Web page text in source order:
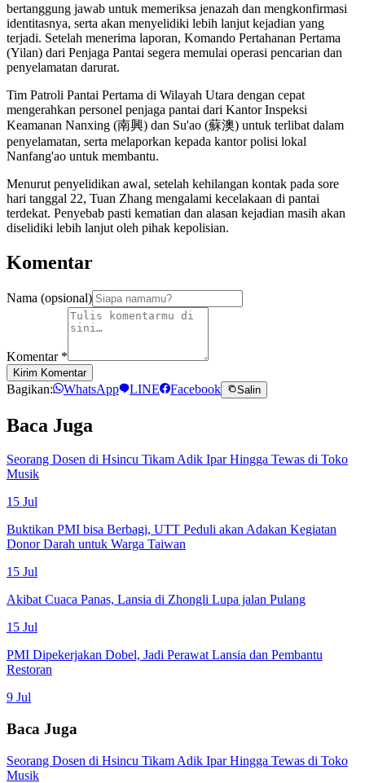
bertanggung jawab untuk memeriksa jenazah dan mengkonfirmasi
identitasnya, serta akan menyelidiki lebih lanjut kejadian yang
terjadi. Setelah menerima laporan, Komando Pertahanan Pertama
(Yilan) dari Penjaga Pantai segera memulai operasi pencarian dan
penyelamatan darurat.
Tim Patroli Pantai Pertama di Wilayah Utara dengan cepat
mengerahkan personel penjaga pantai dari Kantor Inspeksi
Keamanan Nanxing (南興) dan Su'ao (蘇澳) untuk terlibat dalam
penyelamatan, serta melaporkan kepada kantor polisi lokal
Nanfang'ao untuk membantu.
Menurut penyelidikan awal, setelah kehilangan kontak pada sore
hari tanggal 22, Tuan Zhang mengalami kecelakaan di pantai
terdekat. Penyebab pasti kematian dan alasan kejadian masih akan
diselidiki lebih lanjut oleh pihak kepolisian.
Komentar
Nama (opsional)
Komentar *
Kirim Komentar
Bagikan: WhatsApp LINE Facebook Salin
Baca Juga
Seorang Dosen di Hsincu Tikam Adik Ipar Hingga Tewas di Toko
Musik
15 Jul
Buktikan PMI bisa Berbagi, UTT Peduli akan Adakan Kegiatan
Donor Darah untuk Warga Taiwan
15 Jul
Akibat Cuaca Panas, Lansia di Zhongli Lupa jalan Pulang
15 Jul
PMI Dipekerjakan Dobel, Jadi Perawat Lansia dan Pembantu
Restoran
9 Jul
Baca Juga
Seorang Dosen di Hsincu Tikam Adik Ipar Hingga Tewas di Toko
Musik